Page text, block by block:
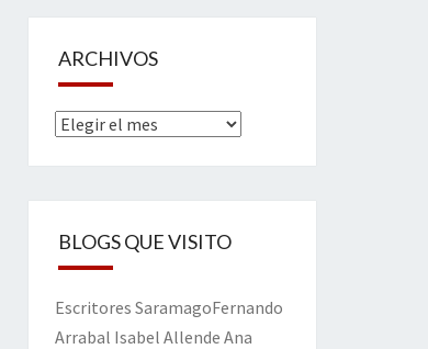
ARCHIVOS
Archivos
BLOGS QUE VISITO
Escritores SaramagoFernando
Arrabal Isabel Allende Ana